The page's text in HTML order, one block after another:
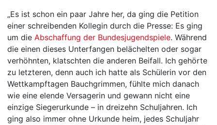
„Es ist schon ein paar Jahre her, da ging die Petition
einer schreibenden Kollegin durch die Presse: Es ging
um die Abschaffung der Bundesjugendspiele. Während
die einen dieses Unterfangen belächelten oder sogar
verhöhnten, klatschten die anderen Beifall. Ich gehörte
zu letzteren, denn auch ich hatte als Schülerin vor den
Wettkampftagen Bauchgrimmen, fühlte mich danach
wie eine elende Versagerin und gewann nicht eine
einzige Siegerurkunde – in dreizehn Schuljahren. Ich
ging also immer ohne Urkunde heim, jedes Schuljahr